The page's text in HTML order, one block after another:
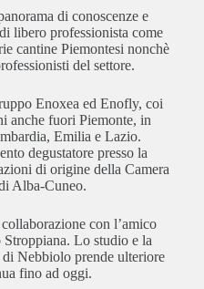
di conoscenze e
libero professionista come
cantine Piemontesi nonchè
del settore.
Enoxea ed Enofly, coi
anche fuori Piemonte, in
Emilia e Lazio.
degustatore presso la
di origine della Camera
Alba-Cuneo.
con l’amico
Lo studio e la
Nebbiolo prende ulteriore
fino ad oggi.